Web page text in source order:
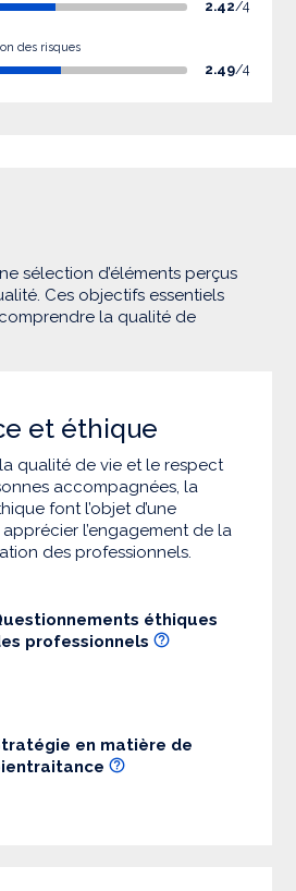
2.42/4
des risques
2.49/4
sélection d’éléments perçus
Ces objectifs essentiels
la qualité de
et éthique
qualité de vie et le respect
accompagnées, la
font l’objet d’une
l’engagement de la
des professionnels.
éthiques
professionnels
en matière de